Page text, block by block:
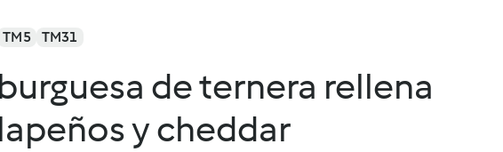
TM5 TM31
de ternera rellena
y cheddar